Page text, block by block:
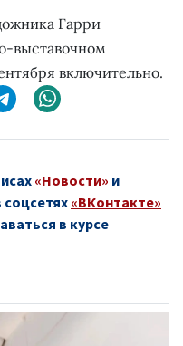
Гарри
выставочном
включительно.
«Новости» и
соцсетях«ВКонтакте»
в курсе